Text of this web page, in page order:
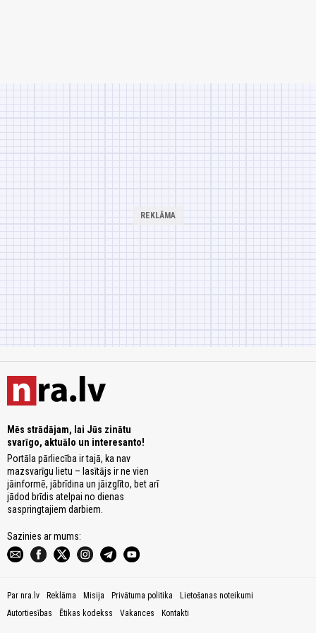
Mēs strādājam, lai Jūs zinātu
svarīgo, aktuālo un interesanto!
Portāla pārliecība ir tajā, ka nav
mazsvarīgu lietu – lasītājs ir ne vien
jāinformē, jābrīdina un jāizglīto, bet arī
jādod brīdis atelpai no dienas
saspringtajiem darbiem.
Sazinies ar mums:
Par nra.lv Reklāma Misija Privātuma politika
Lietošanas noteikumi
Autortiesības
Ētikas kodekss Vakances Kontakti